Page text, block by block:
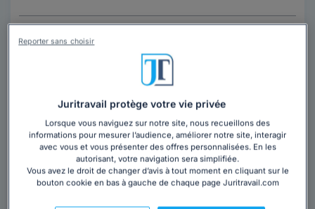
Cabinet MP AVOCAT
Avocat au barreau de Paris
Paris,Paris 1er, 75001
Juritravail protège votre vie privée
Lorsque vous naviguez sur notre site, nous recueillons des
informations pour mesurer l’audience, améliorer notre site, interagir
avec vous et vous présenter des offres personnalisées. En les
autorisant, votre navigation sera simplifiée.
Vous avez le droit de changer d’avis à tout moment en cliquant sur le
bouton cookie en bas à gauche de chaque page Juritravail.com
Reporter sans choisir